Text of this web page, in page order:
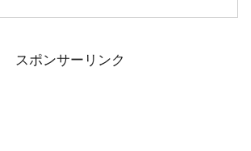
スポンサーリンク